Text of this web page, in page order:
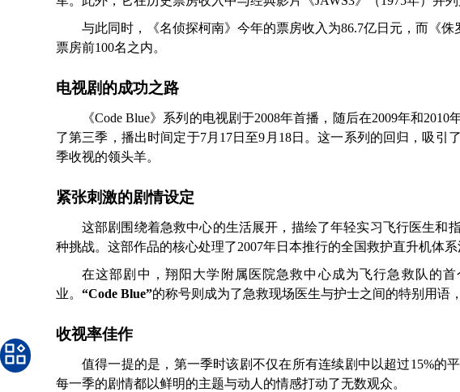
与此同时，《名侦探柯南》今年的票房收入为86.7亿日元，而《
票房前100名之内。
电视剧的成功之路
《Code Blue》系列的电视剧于2008年首播，随后在2009年和
了第三季，播出时间定于7月17日至9月18日。这一系列的回归，吸引
季收视的领头羊。
紧张刺激的剧情设定
这部剧围绕着急救中心的生活展开，描绘了年轻实习飞行医生和
种挑战。这部作品的核心处理了2007年日本推行的全国救护直升机体
在这部剧中，翔阳大学附属医院急救中心成为飞行急救队的
业。 “Code Blue”的称号则成为了急救现场医生与护士之间的特别用语
收视率佳作
值得一提的是，第一季时该剧不仅在所有连续剧中以超过15%的
每一季的剧情都以鲜明的主题与动人的情感打动了无数观众。